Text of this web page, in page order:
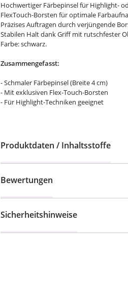
Hochwertiger Färbepinsel für Highlight-
FlexTouch-Borsten für optimale
Präzises Auftragen durch verjüngende
Stabilen Halt dank Griff mit rutschfester
Farbe: schwarz.
Zusammengefasst:
- Schmaler Färbepinsel (Breite 4 cm)
- Mit exklusiven Flex-Touch-Borsten
- Für Highlight-Techniken geeignet
Produktdaten / Inhaltsstoffe
Bewertungen
Sicherheitshinweise